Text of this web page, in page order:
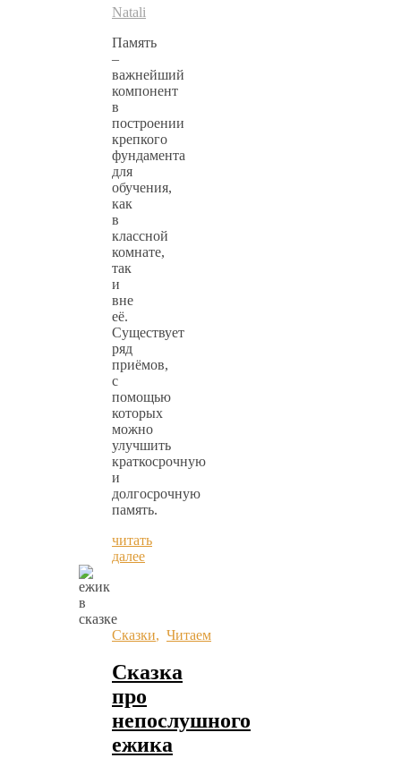
Natali
Память
–
важнейший
компонент
в
построении
крепкого
фундамента
для
обучения,
как
в
классной
комнате,
так
и
вне
её.
Существует
ряд
приёмов,
с
помощью
которых
можно
улучшить
краткосрочную
и
долгосрочную
память.
читать
далее
Сказки, Читаем
Сказка
про
непослушного
ежика